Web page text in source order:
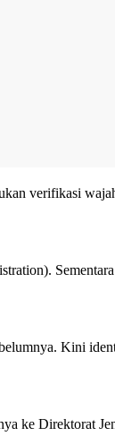
verifikasi
Kini
ke Direktorat